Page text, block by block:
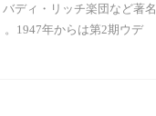
ディ・リッチ楽団など著名
1947年からは第2期ウデ